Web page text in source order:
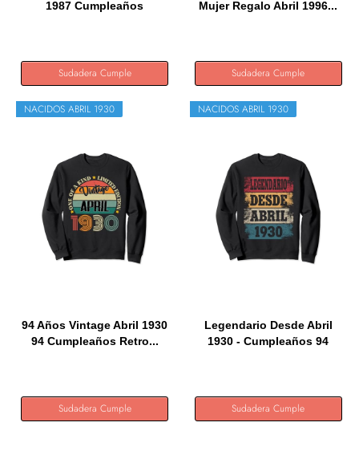
1987 Cumpleaños
Sudadera Cumple
Mujer Regalo Abril 1996...
Sudadera Cumple
NACIDOS ABRIL 1930
94 Años Vintage Abril 1930
94 Cumpleaños Retro...
Sudadera Cumple
NACIDOS ABRIL 1930
Legendario Desde Abril
1930 - Cumpleaños 94
Sudadera Cumple